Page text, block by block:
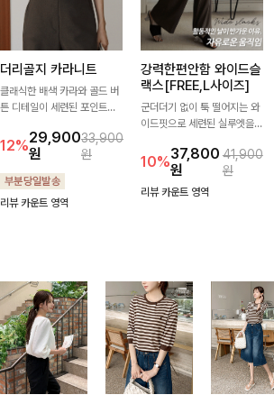
더리골지 카라니트
클래식한 배색 카라와 골드 버
튼 디테일이 세련된 포인트를
지 짜임이 슬림한 실루엣을 연
출해 단정하면서도 여성스러운
무드를 완성해드려요.
12%29,900
원
33,900
원
리뷰 카운트 영역
강력한편안함 와이드슬
랙스[FREE,L사이즈]
군더더기 없이 툭 떨어지는 와
이드핏으로 세련된 실루엣을
끔한 디자인과 롱한 기장감으
로 다리가 길어 보이고 뒷밴딩
으로 편안하기까지-
10%37,800
원
41,900
원
리뷰 카운트 영역